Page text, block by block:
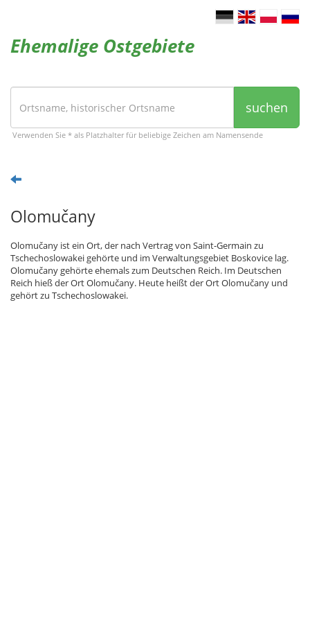
Ehemalige Ostgebiete
suchen
Verwenden Sie * als Platzhalter für beliebige Zeichen am Namensende
Olomučany
Olomučany ist ein Ort, der nach Vertrag von Saint-Germain zu
Tschechoslowakei gehörte und im Verwaltungsgebiet Boskovice lag.
Olomučany gehörte ehemals zum Deutschen Reich. Im Deutschen
Reich hieß der Ort Olomučany. Heute heißt der Ort Olomučany und
gehört zu Tschechoslowakei.